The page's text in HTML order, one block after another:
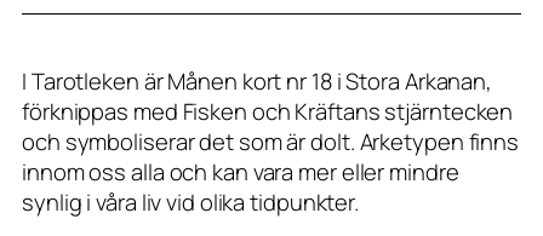
I Tarotleken är Månen kort nr 18 i Stora Arkanan,
förknippas med Fisken och Kräftans stjärntecken
och symboliserar det som är dolt. Arketypen finns
innom oss alla och kan vara mer eller mindre
synlig i våra liv vid olika tidpunkter.